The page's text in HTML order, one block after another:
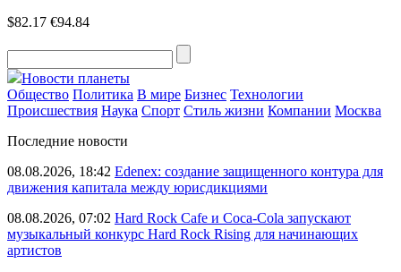
$82.17 €94.84
Новости планеты
Общество Политика В мире Бизнес Технологии
Происшествия Наука Спорт Стиль жизни Компании Москва
Последние новости
08.08.2026, 18:42 Edenex: создание защищенного контура для
движения капитала между юрисдикциями
08.08.2026, 07:02 Hard Rock Cafe и Coca-Cola запускают
музыкальный конкурс Hard Rock Rising для начинающих
артистов